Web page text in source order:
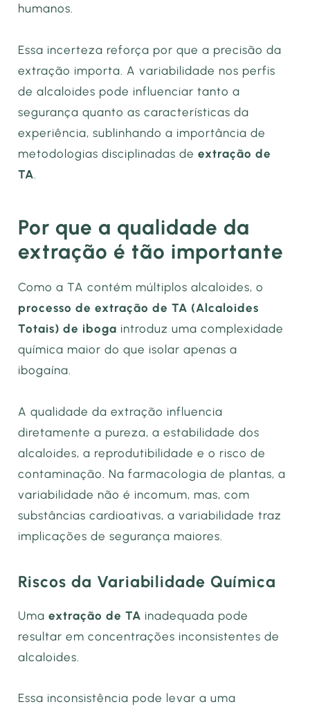
humanos.
Essa incerteza reforça por que a precisão da
extração importa. A variabilidade nos perfis
de alcaloides pode influenciar tanto a
segurança quanto as características da
experiência, sublinhando a importância de
metodologias disciplinadas deextração de
TA
Por que a qualidade da
extração é tão importante
Como a TA contém múltiplos alcaloides, o
processo de extração de TA (Alcaloides
Totais) de iboga introduz uma complexidade
química maior do que isolar apenas a
ibogaína.
A qualidade da extração influencia
diretamente a pureza, a estabilidade dos
alcaloides, a reprodutibilidade e o risco de
contaminação. Na farmacologia de plantas, a
variabilidade não é incomum, mas, com
substâncias cardioativas, a variabilidade traz
implicações de segurança maiores.
Riscos da Variabilidade Química
Umaextração de TA inadequada pode
resultar em concentrações inconsistentes de
alcaloides.
Essa inconsistência pode levar a uma